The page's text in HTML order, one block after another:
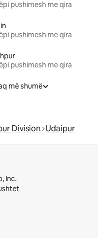
pushimesh me qira
pushimesh me qira
pushimesh me qira
më shumë
Division Udaipur
Inc.